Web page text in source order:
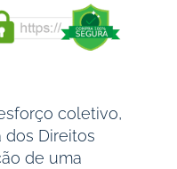
coletivo,
dos Direitos
de uma